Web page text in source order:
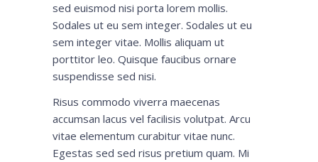
sed euismod nisi porta lorem mollis.
Sodales ut eu sem integer. Sodales ut eu
sem integer vitae. Mollis aliquam ut
porttitor leo. Quisque faucibus ornare
suspendisse sed nisi.
Risus commodo viverra maecenas
accumsan lacus vel facilisis volutpat. Arcu
vitae elementum curabitur vitae nunc.
Egestas sed sed risus pretium quam. Mi